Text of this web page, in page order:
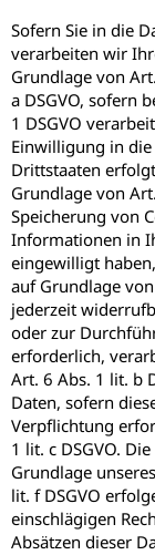
Sofern Sie in die
verarbeiten wir
Grundlage von
a DSGVO, sofern
1 DSGVO
Einwilligung in
Drittstaaten
Grundlage von
Speicherung von
Informationen in
eingewilligt
auf Grundlage
jederzeit
oder zur
erforderlich,
Art. 6 Abs. 1 lit. b
Daten, sofern
Verpflichtung
1 lit. c DSGVO.
Grundlage
lit. f DSGVO
einschlägigen
Absätzen dieser